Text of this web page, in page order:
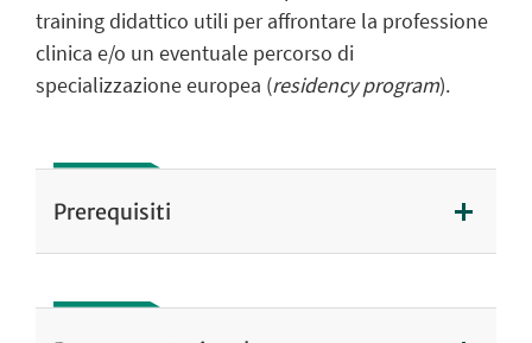
training didattico utili per affrontare la professione
clinica e/o un eventuale percorso di
specializzazione europea (residency program).
Prerequisiti